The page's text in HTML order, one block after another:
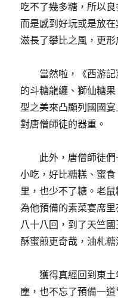
吃不了幾多糖，所以
而是感到好玩或是放
滋長了攀比之風，更
當然啦，《西游
的斗糖龍纏、獅仙糖
型之美來凸顯列國國
對唐僧師徒的器重。
此外，唐僧師徒
小吃，好比糖糕、蜜
里，也少不了糖。老
為他預備的素菜宴席
八十八回，到了天竺
酥蜜煎更奇哉，油札
獲得真經回到東
塵，也不忘了預備一